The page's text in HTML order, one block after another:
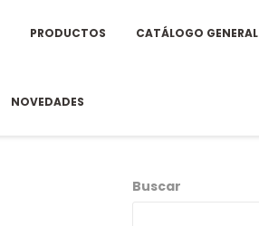
PRODUCTOS CATÁLOGO GENERAL
NOVEDADES
Buscar